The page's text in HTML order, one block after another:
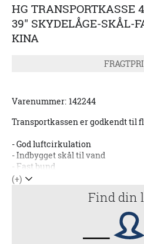
HG TRANSPORTKASSE
39" SKYDELÅGE-SKÅL-
KINA
Varenummer: 142244
Transportkassen er godkendt til
- God luftcirkulation
- Indbygget skål til vand
- Fast bund
(+)
Find din